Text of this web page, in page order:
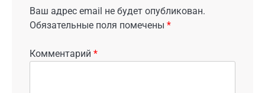
Ваш адрес email не будет опубликован.
Обязательные поля помечены *
Комментарий *